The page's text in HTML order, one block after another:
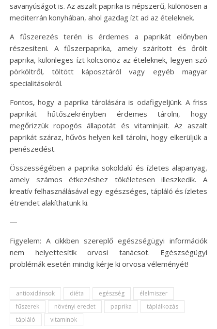
savanyúságot is. Az aszalt paprika is népszerű, különösen a
mediterrán konyhában, ahol gazdag ízt ad az ételeknek.
A fűszerezés terén is érdemes a paprikát előnyben
részesíteni. A fűszerpaprika, amely szárított és őrölt
paprika, különleges ízt kölcsönöz az ételeknek, legyen szó
pörköltről, töltött káposztáról vagy egyéb magyar
specialitásokról.
Fontos, hogy a paprika tárolására is odafigyeljünk. A friss
paprikát hűtőszekrényben érdemes tárolni, hogy
megőrizzük ropogós állapotát és vitaminjait. Az aszalt
paprikát száraz, hűvös helyen kell tárolni, hogy elkerüljük a
penészedést.
Összességében a paprika sokoldalú és ízletes alapanyag,
amely számos étkezéshez tökéletesen illeszkedik. A
kreatív felhasználásával egy egészséges, tápláló és ízletes
étrendet alakíthatunk ki.
—
Figyelem: A cikkben szereplő egészségügyi információk
nem helyettesítik orvosi tanácsot. Egészségügyi
problémák esetén mindig kérje ki orvosa véleményét!
antioxidánsok diéta egészség
élelmiszer
fűszerek
növényi eredet paprika
táplálkozás
tápláló
vitaminok